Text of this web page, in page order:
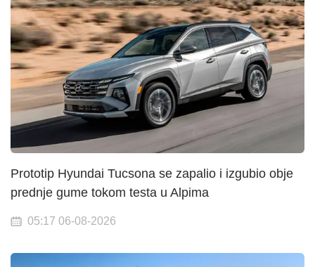
Prototip Hyundai Tucsona se zapalio i izgubio obje
prednje gume tokom testa u Alpima
05:17 06-08-2026